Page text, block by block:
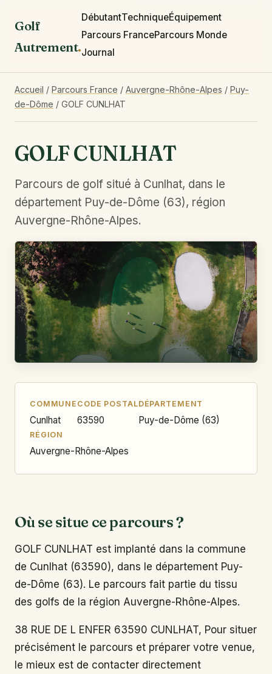
Golf
Autrement.
DébutantTechniqueÉquipement
Parcours FranceParcours Monde
Journal
Accueil / Parcours France / Auvergne-Rhône-Alpes / Puy-
de-Dôme / GOLF CUNLHAT
GOLF CUNLHAT
Parcours de golf situé à Cunlhat, dans le
département Puy-de-Dôme (63), région
Auvergne-Rhône-Alpes.
COMMUNE
Cunlhat
CODE POSTAL
63590
DÉPARTEMENT
Puy-de-Dôme (63)
RÉGION
Auvergne-Rhône-Alpes
Où se situe ce parcours ?
GOLF CUNLHAT est implanté dans la commune
de Cunlhat (63590), dans le département Puy-
de-Dôme (63). Le parcours fait partie du tissu
des golfs de la région Auvergne-Rhône-Alpes.
38 RUE DE L ENFER 63590 CUNLHAT, Pour situer
précisément le parcours et préparer votre venue,
le mieux est de contacter directement